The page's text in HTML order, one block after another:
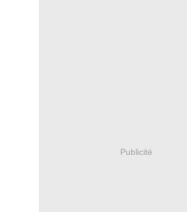
Publicité